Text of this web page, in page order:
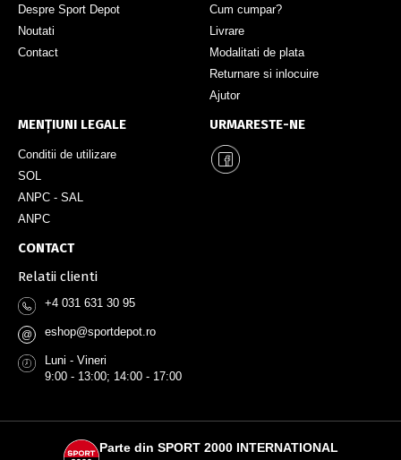
Despre Sport Depot
Noutati
Contact
Cum cumpar?
Livrare
Modalitati de plata
Returnare si inlocuire
Ajutor
MENȚIUNI LEGALE
Conditii de utilizare
SOL
ANPC - SAL
ANPC
URMARESTE-NE
CONTACT
Relatii clienti
+4 031 631 30 95
@ eshop@sportdepot.ro
Luni - Vineri
9:00 - 13:00; 14:00 - 17:00
Parte din SPORT 2000 INTERNATIONAL